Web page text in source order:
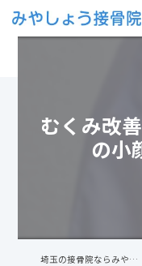
むくみ改
の小
埼玉の接骨院ならみやしょう接骨院